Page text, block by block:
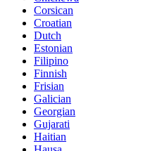
Corsican
Croatian
Dutch
Estonian
Filipino
Finnish
Frisian
Galician
Georgian
Gujarati
Haitian